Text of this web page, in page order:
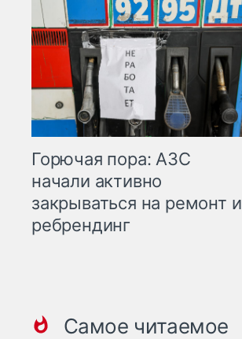
Горючая пора: АЗС
начали активно
закрываться на ремонт и
ребрендинг
Самое читаемое